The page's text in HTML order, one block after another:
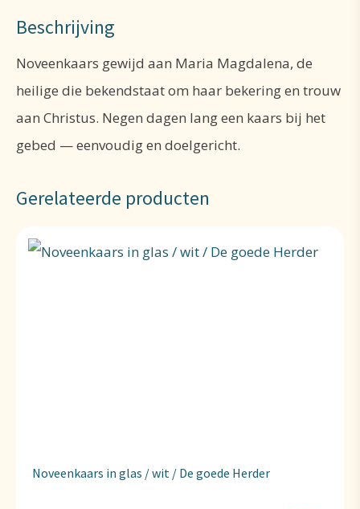
Beschrijving
Noveenkaars gewijd aan Maria Magdalena, de
heilige die bekendstaat om haar bekering en trouw
aan Christus. Negen dagen lang een kaars bij het
gebed — eenvoudig en doelgericht.
Gerelateerde producten
Noveenkaars in glas / wit / De goede Herder